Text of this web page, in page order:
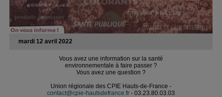
mardi 12 avril 2022
Vous avez une information sur la santé
environnementale à faire passer ?
Vous avez une question ?
Union régionale des CPIE Hauts-de-France -
contact@cpie-hautsdefrance.fr - 03.23.80.03.03